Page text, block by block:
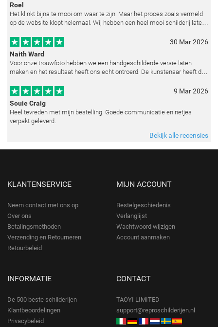
Roel
Het klinkt bijna te mooi om waar te zijn. Maar het proces zoals vermeld
op de website klopt helemaal. Wij hebben een heel mooi schilderij laten
30 Mar 2026
Naith Ward
Voor onze trouwfoto hebben we een handgeschilderde versie laten
maken en het resultaat heeft ons echt ontroerd. De kunstenaar heeft de
9 Mar 2026
Souie Craig
Heel tevreden met mijn bestelling. Goede communicatie en netjes
verpakt geleverd.
Bekijk alle recensies
KLANTENSERVICE
Neem contact met ons op
Over ons
Betalingsmethoden
Verzending en Retourneren
Retourbeleid
MIJN ACCOUNT
Bestelgeschiedenis
Verlanglijst
Wachtwoord wijzigen
Account aanmaken
INFORMATIE
De 500 beste schilderijen
Klantbeoordelingen
Privacybeleid
CONTACT
TAOYI LIMITED
support@reproschilderijen.nl